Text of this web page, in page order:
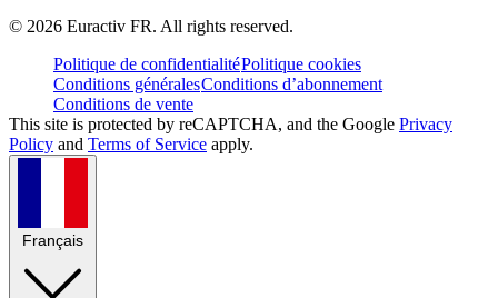
© 2026 Euractiv FR. All rights reserved.
Politique de confidentialitéPolitique cookies
Conditions généralesConditions d’abonnement
Conditions de vente
This site is protected by reCAPTCHA, and the Google Privacy
Policy and Terms of Service apply.
Français